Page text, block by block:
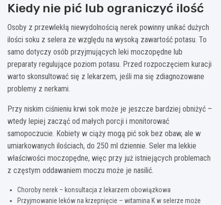
Kiedy nie pić lub ograniczyć ilość
Osoby z przewlekłą niewydolnością nerek powinny unikać dużych
ilości soku z selera ze względu na wysoką zawartość potasu. To
samo dotyczy osób przyjmujących leki moczopędne lub
preparaty regulujące poziom potasu. Przed rozpoczęciem kuracji
warto skonsultować się z lekarzem, jeśli ma się zdiagnozowane
problemy z nerkami.
Przy niskim ciśnieniu krwi sok może je jeszcze bardziej obniżyć –
wtedy lepiej zacząć od małych porcji i monitorować
samopoczucie. Kobiety w ciąży mogą pić sok bez obaw, ale w
umiarkowanych ilościach, do 250 ml dziennie. Seler ma lekkie
właściwości moczopędne, więc przy już istniejących problemach
z częstym oddawaniem moczu może je nasilić.
Choroby nerek – konsultacja z lekarzem obowiązkowa
Przyjmowanie leków na krzepnięcie – witamina K w selerze może